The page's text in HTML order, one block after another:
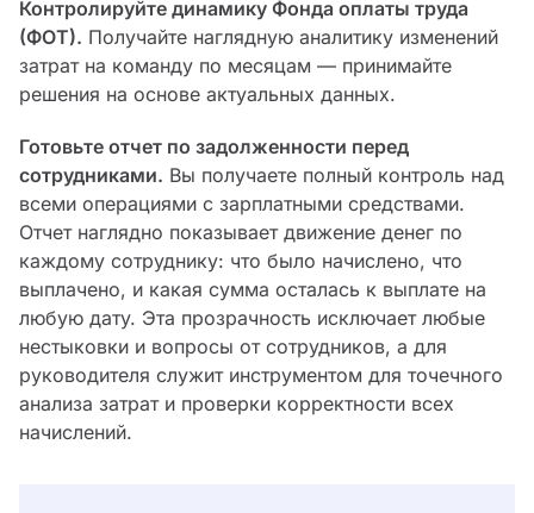
Контролируйте динамику Фонда оплаты труда
(ФОТ). Получайте наглядную аналитику изменений
затрат на команду по месяцам — принимайте
решения на основе актуальных данных.
Готовьте отчет по задолженности перед
сотрудниками. Вы получаете полный контроль над
всеми операциями с зарплатными средствами.
Отчет наглядно показывает движение денег по
каждому сотруднику: что было начислено, что
выплачено, и какая сумма осталась к выплате на
любую дату. Эта прозрачность исключает любые
нестыковки и вопросы от сотрудников, а для
руководителя служит инструментом для точечного
анализа затрат и проверки корректности всех
начислений.